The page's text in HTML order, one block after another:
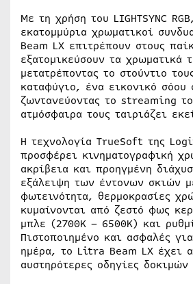
Με τη χρήση του LIGHTSYNC
εκατομμύρια χρωματικοί
Beam LX επιτρέπουν στους
εξατομικεύσουν τα χρωματικά
μετατρέποντας το στούντιο
καταφύγιο, ένα εικονικό σόου
ζωντανεύοντας το streaming
ατμόσφαιρα τους ταιριάζει
Η τεχνολογία TrueSoft της
προσφέρει κινηματογραφική
ακρίβεια και προηγμένη
εξάλειψη των έντονων σκιών
φωτεινότητα, θερμοκρασίες
κυμαίνονται από ζεστό φως
μπλε (2700K – 6500K) και
Πιστοποιημένο και ασφαλές
ημέρα, το Litra Beam LX έχει
αυστηρότερες οδηγίες δοκιμών